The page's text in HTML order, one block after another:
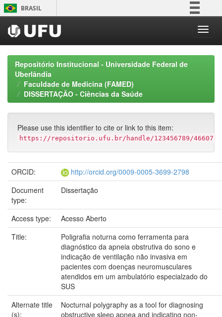
Skip
navigation
BRASIL
Participe
Acesso à informação
Repositório Institucional - Universidade Federal de
Uberlândia
Faculdade de Medicina (FAMED)
DISSERTAÇÃO - Ciências da Saúde
Please use this identifier to cite or link to this item:
https://repositorio.ufu.br/handle/123456789/46607
ORCID:
http://orcid.org/0009-0005-3699-2798
Document
type:
Dissertação
Access type:
Acesso Aberto
Title:
Poligrafia noturna como ferramenta para
diagnóstico da apneia obstrutiva do sono e
indicação de ventilação não invasiva em
pacientes com doenças neuromusculares
atendidos em um ambulatório especialzado do
SUS
Alternate title
(s):
Nocturnal polygraphy as a tool for diagnosing
obstructive sleep apnea and indicating non-